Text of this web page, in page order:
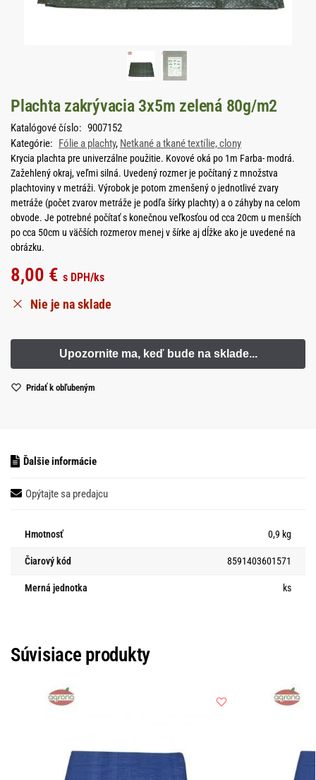
Plachta zakrývacia 3x5m zelená 80g/m2
Katalógové číslo: 9007152
Kategórie: Fólie a plachty, Netkané a tkané textílie, clony
Krycia plachta pre univerzálne použitie. Kovové oká po 1m Farba- modrá.
Zažehlený okraj, veľmi silná. Uvedený rozmer je počítaný z množstva
plachtoviny v metráži. Výrobok je potom zmenšený o jednotlivé zvary
metráže (počet zvarov metráže je podľa šírky plachty) a o záhyby na celom
obvode. Je potrebné počítať s konečnou veľkosťou od cca 20cm u menších
po cca 50cm u väčších rozmerov menej v šírke aj dĺžke ako je uvedené na
obrázku.
8,00 € s DPH/ks
Nie je na sklade
Pridať k obľubeným
Ďalšie informácie
Opýtajte sa predajcu
Hmotnosť 0,9 kg
Čiarový kód 8591403601571
Merná jednotka ks
Súvisiace produkty